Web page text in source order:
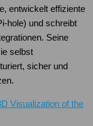
entwickelt effiziente
hole) und schreibt
Seine
selbst
sicher und
Visualization of the